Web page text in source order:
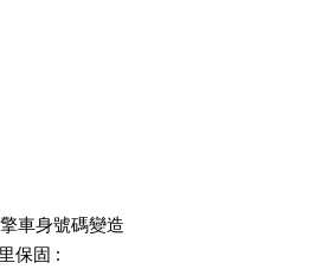
車身號碼變造
保固 :